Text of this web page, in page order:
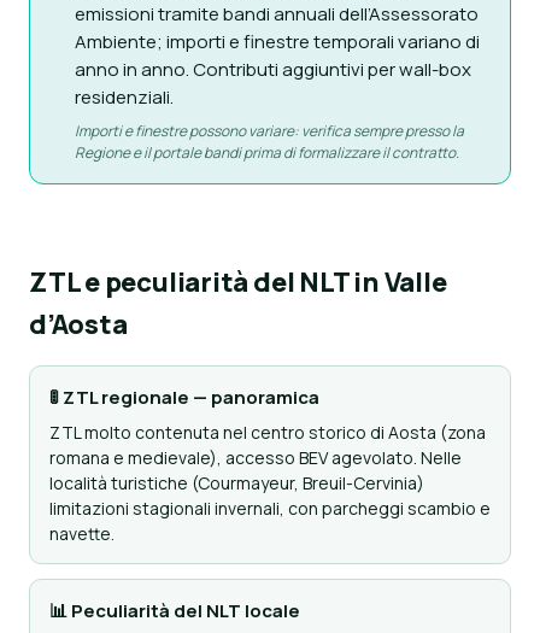
emissioni tramite bandi annuali dell’Assessorato
Ambiente; importi e finestre temporali variano di
anno in anno. Contributi aggiuntivi per wall-box
residenziali.
Importi e finestre possono variare: verifica sempre presso la
Regione e il portale bandi prima di formalizzare il contratto.
ZTL e peculiarità del NLT in Valle
d’Aosta
🚦 ZTL regionale — panoramica
ZTL molto contenuta nel centro storico di Aosta (zona
romana e medievale), accesso BEV agevolato. Nelle
località turistiche (Courmayeur, Breuil-Cervinia)
limitazioni stagionali invernali, con parcheggi scambio e
navette.
📊 Peculiarità del NLT locale